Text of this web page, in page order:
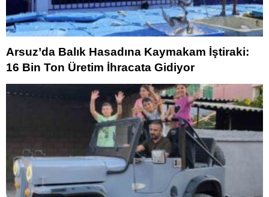
Arsuz’da Balık Hasadına Kaymakam İştiraki:
16 Bin Ton Üretim İhracata Gidiyor